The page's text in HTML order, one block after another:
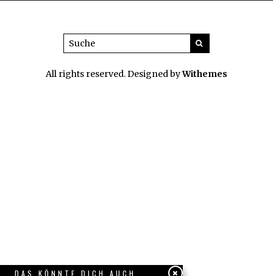
All rights reserved. Designed byWithemes
DAS KÖNNTE DICH AUCH